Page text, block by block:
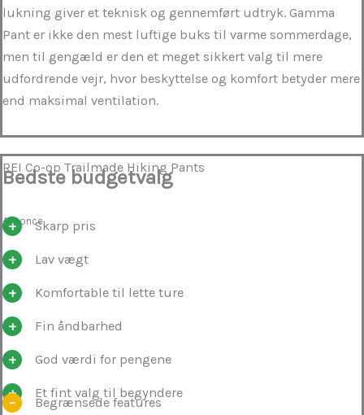
lukning giver et teknisk og gennemført udtryk. Gamma
Pant er ikke den mest luftige buks til varme sommerdage,
men til gengæld er den et meget sikkert valg til mere
udfordrende vejr, hvor beskyttelse og komfort betyder mere
end maksimal ventilation.
REI Co-op Trailmade Hiking Pants
Bedste budgetvalg
AnnonceSkarp pris
Lav vægt
Komfortable til lette ture
Fin åndbarhed
God værdi for pengene
Et fint valg til begyndere
Begrænsede features